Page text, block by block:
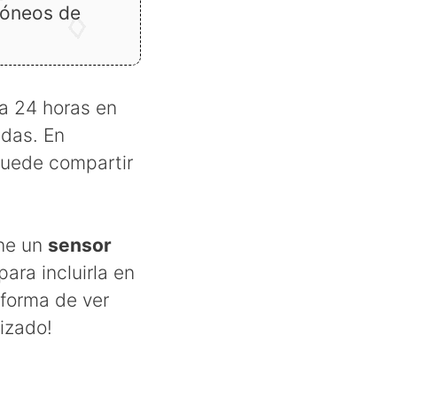
de
24 horas en
En
compartir
un sensor
incluirla en
de ver